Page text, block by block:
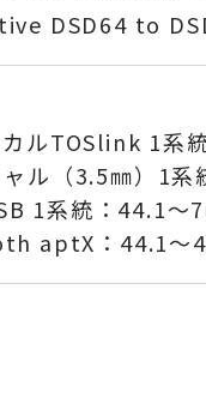
DSD64 to
カルTOSlink 1
ャル（3.5㎜）1
1系統：44.1
aptX：44.1～